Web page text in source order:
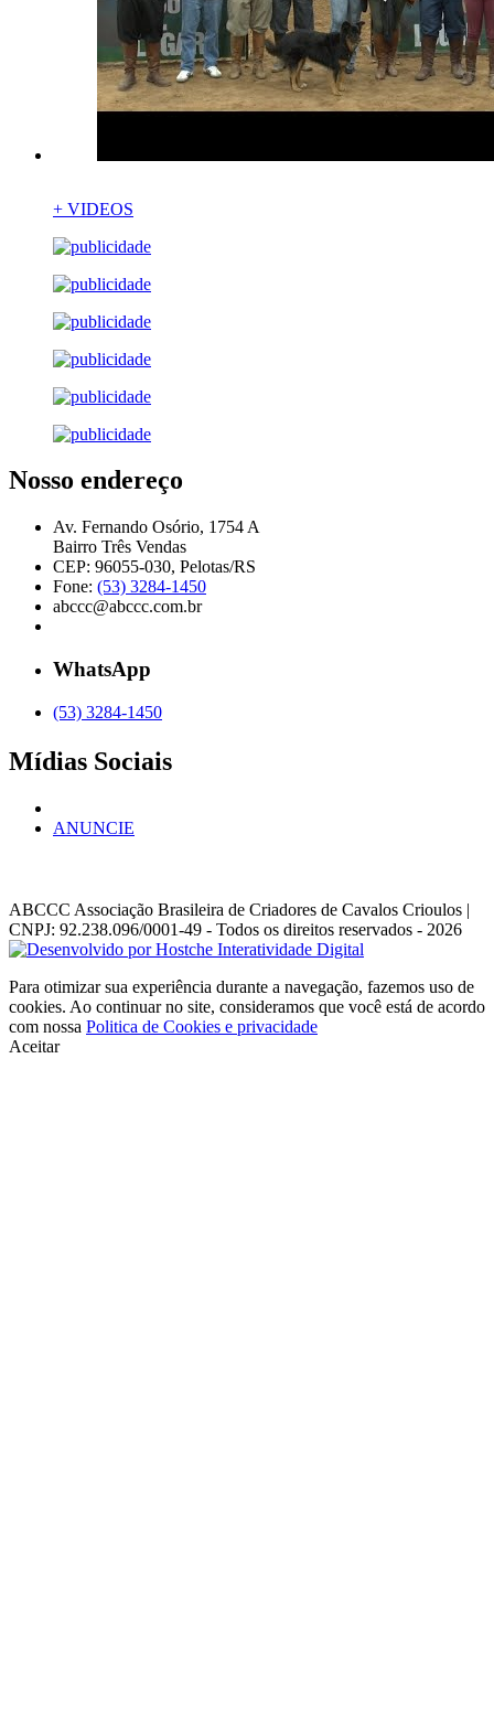
+ VIDEOS
Nosso endereço
Av. Fernando Osório, 1754 A
Bairro Três Vendas
CEP: 96055-030, Pelotas/RS
Fone: (53) 3284-1450
abccc@abccc.com.br
WhatsApp
(53) 3284-1450
Mídias Sociais
ANUNCIE
ABCCC Associação Brasileira de Criadores de Cavalos Crioulos |
CNPJ: 92.238.096/0001-49 - Todos os direitos reservados - 2026
Para otimizar sua experiência durante a navegação, fazemos uso de
cookies. Ao continuar no site, consideramos que você está de acordo
com nossa Politica de Cookies e privacidade
Aceitar